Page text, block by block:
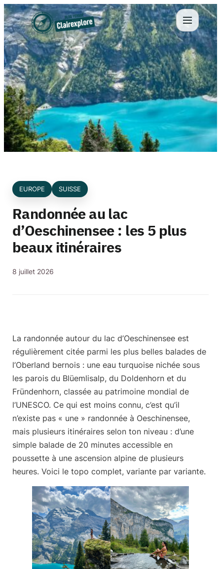
Aller
au
contenu
EUROPE SUISSE
Randonnée au lac
d’Oeschinensee : les 5 plus
beaux itinéraires
8 juillet 2026
La randonnée autour du lac d’Oeschinensee est
régulièrement citée parmi les plus belles balades de
l’Oberland bernois : une eau turquoise nichée sous
les parois du Blüemlisalp, du Doldenhorn et du
Fründenhorn, classée au patrimoine mondial de
l’UNESCO. Ce qui est moins connu, c’est qu’il
n’existe pas « une » randonnée à Oeschinensee,
mais plusieurs itinéraires selon ton niveau : d’une
simple balade de 20 minutes accessible en
poussette à une ascension alpine de plusieurs
heures. Voici le topo complet, variante par variante.